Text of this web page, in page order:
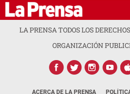
LA PRENSA TODOS LOS
ORGANIZACIÓN
ACERCA DE LA PRENSA